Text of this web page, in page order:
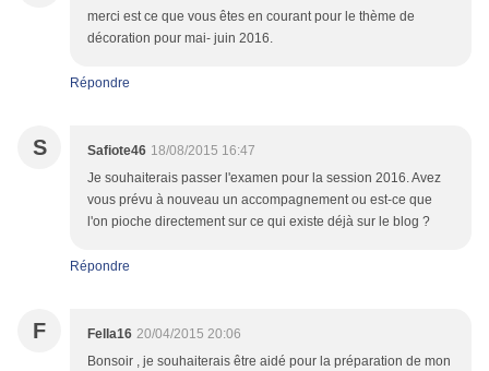
merci est ce que vous êtes en courant pour le thème de
décoration pour mai- juin 2016.
Répondre
S Safiote46 18/08/2015 16:47
Je souhaiterais passer l'examen pour la session 2016. Avez
vous prévu à nouveau un accompagnement ou est-ce que
l'on pioche directement sur ce qui existe déjà sur le blog ?
Répondre
F Fella16 20/04/2015 20:06
Bonsoir , je souhaiterais être aidé pour la préparation de mon